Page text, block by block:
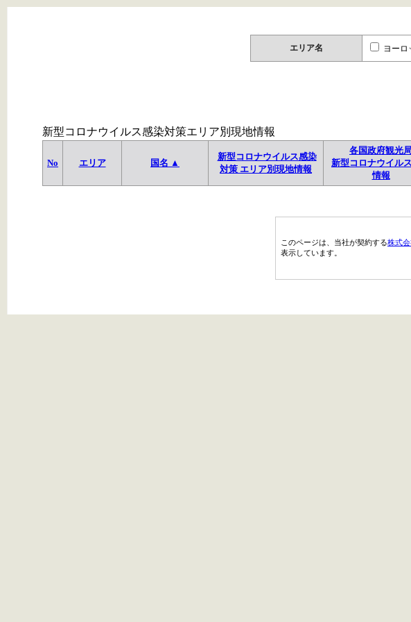
エリア名 ヨーロ
新型コロナウイルス感染対策エリア別現地情報
No エリア 国名 ▲
新型コロナウイルス感染
対策 エリア別現地情報
各国政府観光
新型コロナウイル
情報
このページは、当社が契約する株式
表示しています。